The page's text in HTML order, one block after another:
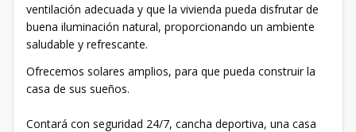
ventilación adecuada y que la vivienda pueda disfrutar de
buena iluminación natural, proporcionando un ambiente
saludable y refrescante.
Ofrecemos solares amplios, para que pueda construir la
casa de sus sueños.
Contará con seguridad 24/7, cancha deportiva, una casa